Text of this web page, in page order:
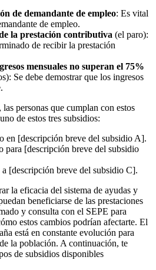
de demandante de empleo: Es vital
de empleo.
la prestación contributiva (el paro):
de recibir la prestación
mensuales no superan el 75%
Se debe demostrar que los ingresos
personas que cumplan con estos
de estos tres subsidios:
en [descripción breve del subsidio A].
para [descripción breve del subsidio
[descripción breve del subsidio C].
la eficacia del sistema de ayudas y
beneficiarse de las prestaciones
y consulta con el SEPE para
estos cambios podrían afectarte. El
está en constante evolución para
la población. A continuación, te
de subsidios disponibles